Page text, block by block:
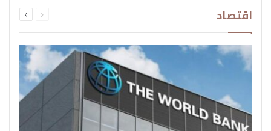
اقتصاد الصفحةالصفحة